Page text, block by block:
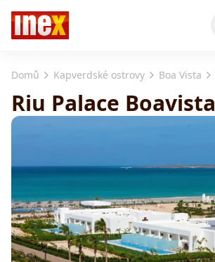
Domů Kapverdské ostrovy Boa Vista
Riu Palace Boavista